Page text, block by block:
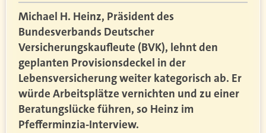
Michael H. Heinz, Präsident des
Bundesverbands Deutscher
Versicherungskaufleute (BVK), lehnt den
geplanten Provisionsdeckel in der
Lebensversicherung weiter kategorisch ab. Er
würde Arbeitsplätze vernichten und zu einer
Beratungslücke führen, so Heinz im
Pfefferminzia-Interview.